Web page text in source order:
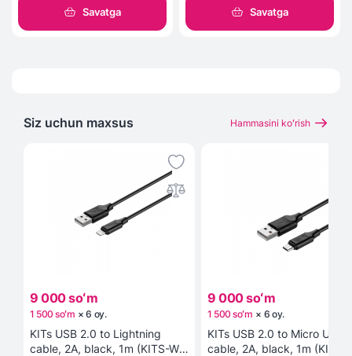
Savatga Savatga
Siz uchun maxsus Hammasini koʻrish
9 000 soʻm
1 500 soʻm ×6 oy.
KITs USB 2.0 to Lightning
cable, 2A, black, 1m (KITS-W-
9 000 soʻm
1 500 soʻm × 6 oy.
KITs USB 2.0 to Micro USB
cable, 2A, black, 1m (KITS-